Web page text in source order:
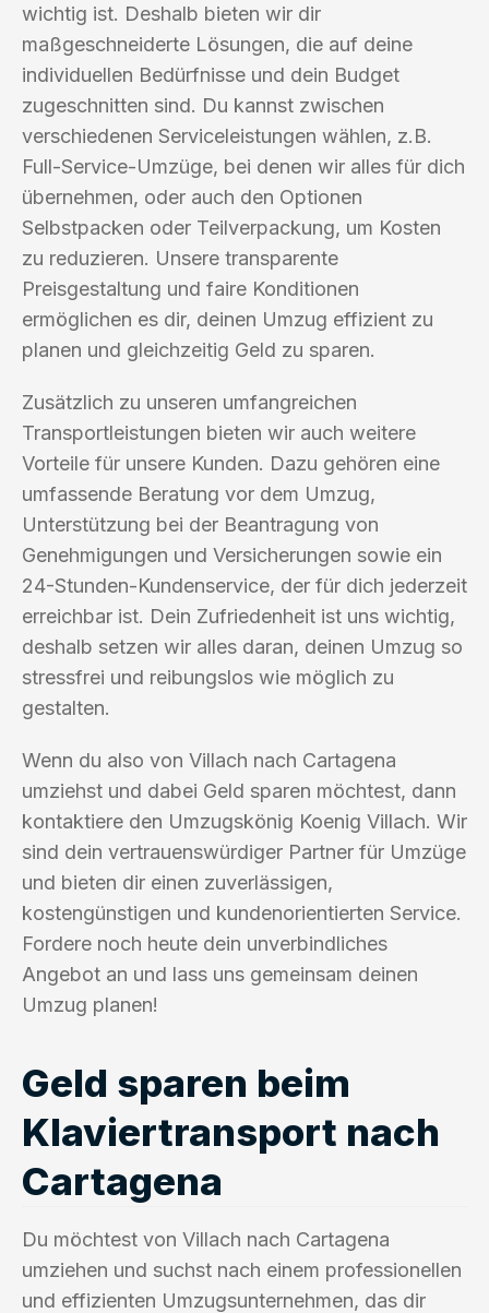
wichtig ist. Deshalb bieten wir dir
maßgeschneiderte Lösungen, die auf deine
individuellen Bedürfnisse und dein Budget
zugeschnitten sind. Du kannst zwischen
verschiedenen Serviceleistungen wählen, z.B.
Full-Service-Umzüge, bei denen wir alles für dich
übernehmen, oder auch den Optionen
Selbstpacken oder Teilverpackung, um Kosten
zu reduzieren. Unsere transparente
Preisgestaltung und faire Konditionen
ermöglichen es dir, deinen Umzug effizient zu
planen und gleichzeitig Geld zu sparen.
Zusätzlich zu unseren umfangreichen
Transportleistungen bieten wir auch weitere
Vorteile für unsere Kunden. Dazu gehören eine
umfassende Beratung vor dem Umzug,
Unterstützung bei der Beantragung von
Genehmigungen und Versicherungen sowie ein
24-Stunden-Kundenservice, der für dich jederzeit
erreichbar ist. Dein Zufriedenheit ist uns wichtig,
deshalb setzen wir alles daran, deinen Umzug so
stressfrei und reibungslos wie möglich zu
gestalten.
Wenn du also von Villach nach Cartagena
umziehst und dabei Geld sparen möchtest, dann
kontaktiere den Umzugskönig Koenig Villach. Wir
sind dein vertrauenswürdiger Partner für Umzüge
und bieten dir einen zuverlässigen,
kostengünstigen und kundenorientierten Service.
Fordere noch heute dein unverbindliches
Angebot an und lass uns gemeinsam deinen
Umzug planen!
Geld sparen beim
Klaviertransport nach
Cartagena
Du möchtest von Villach nach Cartagena
umziehen und suchst nach einem professionellen
und effizienten Umzugsunternehmen, das dir